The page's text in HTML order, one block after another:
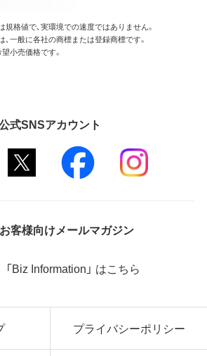
格値で、実環境での速度ではありません。
一般に各社の商標または登録商標です。
小売価格です。
式SNSアカウント
客様向けメールマガジン
「Biz Information」 はこちら
プライバシーポリシー